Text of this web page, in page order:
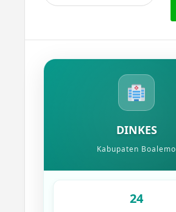
DINKES
Kabupaten Boalemo
24